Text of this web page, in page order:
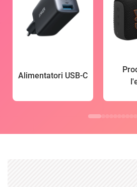
Alimentatori USB-C